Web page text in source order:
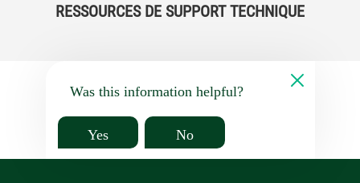
RESSOURCES DE SUPPORT TECHNIQUE
Was this information helpful?
Yes No